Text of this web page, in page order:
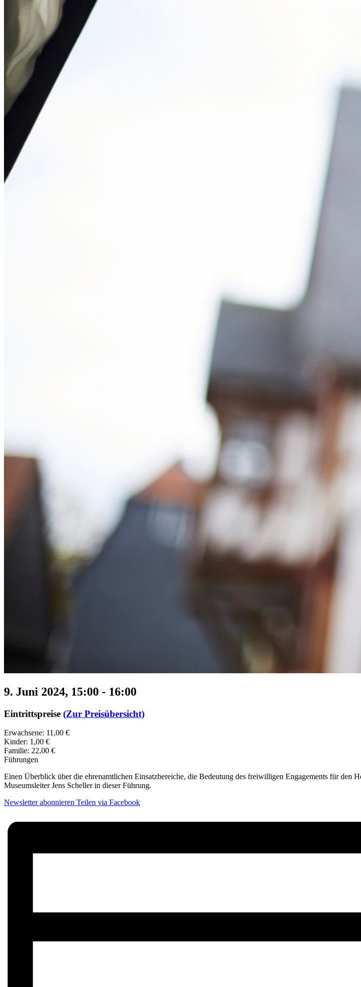
9. Juni 2024, 15:00 - 16:00
Eintrittspreise (Zur Preisübersicht)
Erwachsene: 11,00 €
Kinder: 1,00 €
Familie: 22,00 €
Führungen
Einen Überblick über die ehrenamtlichen Einsatzbereiche, die Bedeutung des freiwilligen Engagements für den
Museumsleiter Jens Scheller in dieser Führung.
Newsletter abonnieren Teilen via Facebook